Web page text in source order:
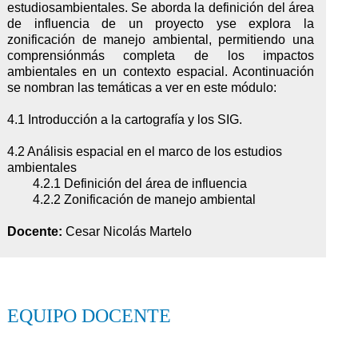
estudiosambientales. Se aborda la definición del área
de influencia de un proyecto yse explora la
zonificación de manejo ambiental, permitiendo una
comprensiónmás completa de los impactos
ambientales en un contexto espacial. Acontinuación
se nombran las temáticas a ver en este módulo:
4.1 Introducción a la cartografía y los SIG.
4.2 Análisis espacial en el marco de los estudios
ambientales
4.2.1 Definición del área de influencia
4.2.2 Zonificación de manejo ambiental
Docente: Cesar Nicolás Martelo
EQUIPO DOCENTE